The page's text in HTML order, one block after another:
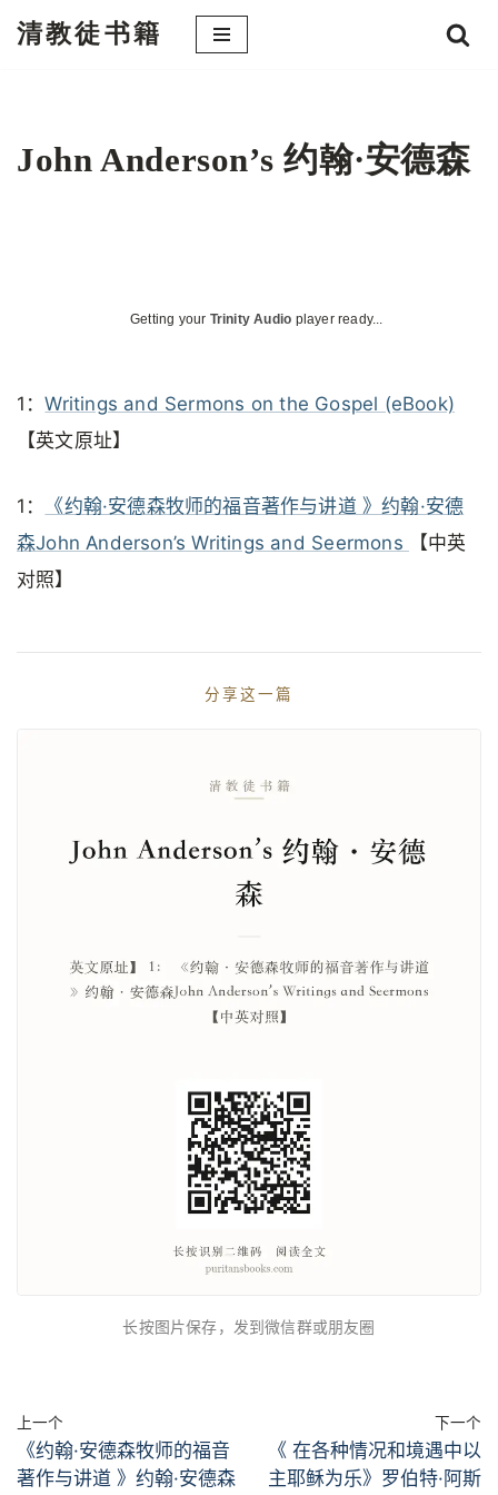
文
清教徒书籍
John Anderson’s 约翰·安德森
Getting your Trinity Audio player ready...
1：Writings and Sermons on the Gospel (eBook)
【英文原址】
1：
《约翰·安德森牧师的福音著作与讲道 》约翰·安德
森John Anderson’s Writings and Seermons
【中英
对照】
分享这一篇
长按图片保存，发到微信群或朋友圈
上一个
《约翰·安德森牧师的福音
著作与讲道 》约翰·安德森
下一个
《 在各种情况和境遇中以
主耶稣为乐》罗伯特·阿斯